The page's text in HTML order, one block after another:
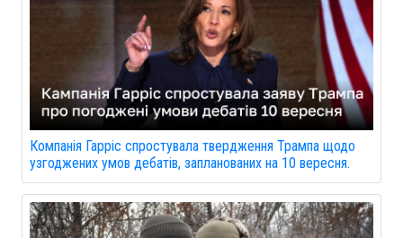
Компанія Гарріс спростувала твердження Трампа щодо
узгоджених умов дебатів, запланованих на 10 вересня.